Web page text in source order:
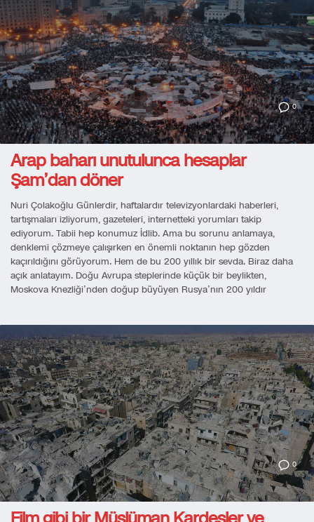
0
Arap baharı unutulunca hesaplar
Şam’dan döner
Nuri Çolakoğlu Günlerdir, haftalardır televizyonlardaki haberleri,
tartışmaları izliyorum, gazeteleri, internetteki yorumları takip
ediyorum. Tabii hep konumuz İdlib. Ama bu sorunu anlamaya,
denklemi çözmeye çalışırken en önemli noktanın hep gözden
kaçırıldığını görüyorum. Hem de bu 200 yıllık bir sevda. Biraz daha
açık anlatayım. Doğu Avrupa steplerinde küçük bir beylikten,
Moskova Knezliği’nden doğup büyüyen Rusya’nın 200 yıldır
0